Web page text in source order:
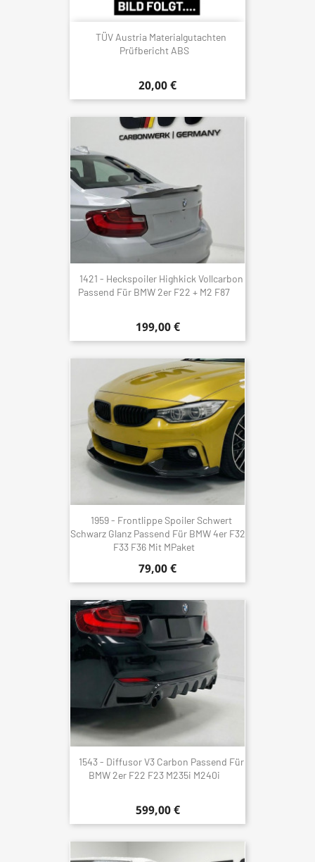
TÜV Austria Materialgutachten
Prüfbericht ABS
20,00 €
1421 - Heckspoiler Highkick Vollcarbon
Passend Für BMW 2er F22 + M2 F87
199,00 €
1959 - Frontlippe Spoiler Schwert
Schwarz Glanz Passend Für BMW 4er F32
F33 F36 Mit MPaket
79,00 €
1543 - Diffusor V3 Carbon Passend Für
BMW 2er F22 F23 M235i M240i
599,00 €